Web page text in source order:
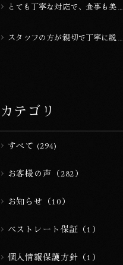
上半期ランキング受賞『20室以下
とても丁寧な対応で、食事も美味
スタッフの方が親切で丁寧に説明
カテゴリ
すべて (294)
お客様の声（282）
お知らせ（10）
ベストレート保証（1）
個人情報保護方針（1）